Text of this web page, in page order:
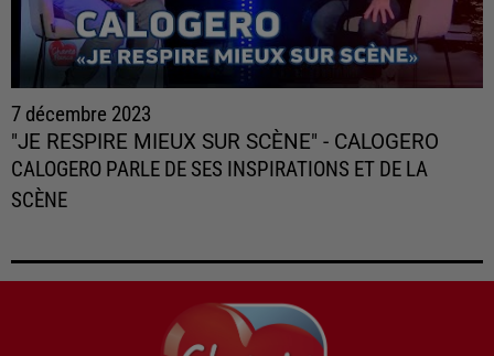
7 décembre 2023
"JE RESPIRE MIEUX SUR SCÈNE" - CALOGERO
CALOGERO PARLE DE SES INSPIRATIONS ET DE LA
SCÈNE